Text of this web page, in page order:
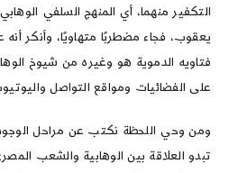
التكفير منهما، أي المنهج السلفي
يعقوب، فجاء مضطربًا متهاويًا، وأنكر
فتاويه الدموية هو وغيره من شيوخ
على الفضائيات ومواقع التواصل
ومن وحي اللحظة نكتب عن مراحل
تبدو العلاقة بين الوهابية والشعب